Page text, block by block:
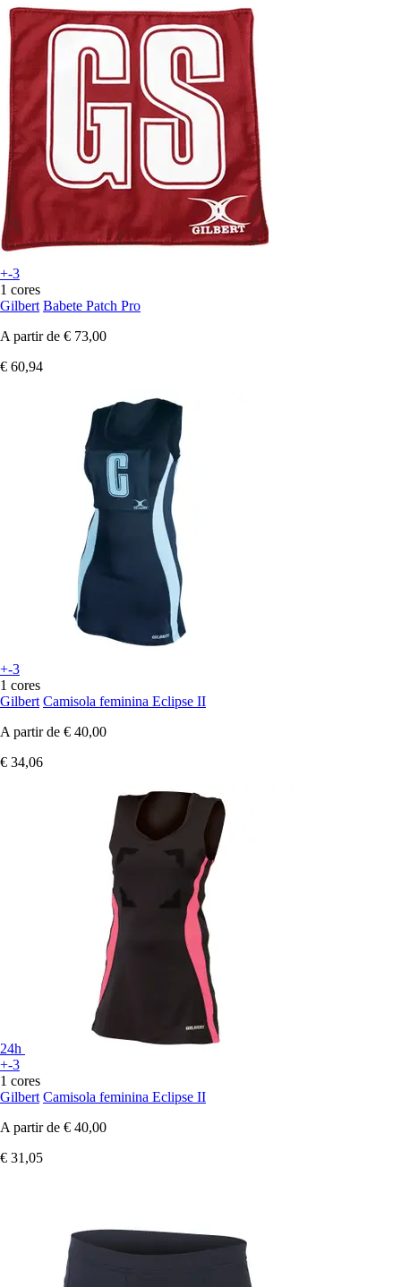
+-3
1 cores
Gilbert Babete Patch Pro
A partir de € 73,00
€ 60,94
+-3
1 cores
Gilbert Camisola feminina Eclipse II
A partir de € 40,00
€ 34,06
24h
+-3
1 cores
Gilbert Camisola feminina Eclipse II
A partir de € 40,00
€ 31,05